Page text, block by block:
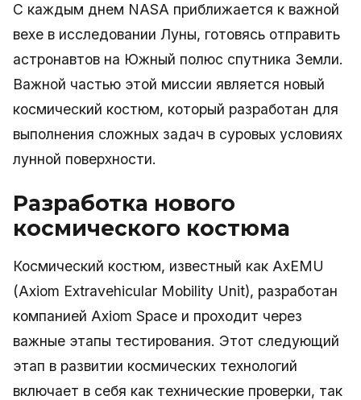
С каждым днем NASA приближается к важной
вехе в исследовании Луны, готовясь отправить
астронавтов на Южный полюс спутника Земли.
Важной частью этой миссии является новый
космический костюм, который разработан для
выполнения сложных задач в суровых условиях
лунной поверхности.
Разработка нового
космического костюма
Космический костюм, известный как AxEMU
(Axiom Extravehicular Mobility Unit), разработан
компанией Axiom Space и проходит через
важные этапы тестирования. Этот следующий
этап в развитии космических технологий
включает в себя как технические проверки, так